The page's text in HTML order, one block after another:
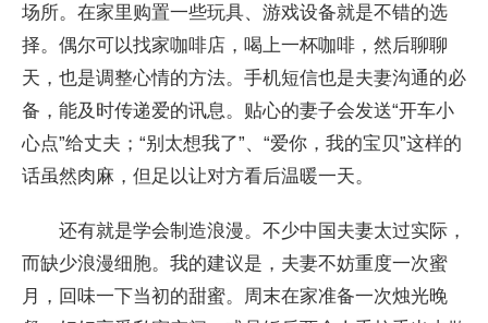
场所。在家里购置一些玩具、游戏设备就是不错的选
择。偶尔可以找家咖啡店，喝上一杯咖啡，然后聊聊
天，也是调整心情的方法。手机短信也是夫妻沟通的必
备，能及时传递爱的讯息。贴心的妻子会发送“开车小
心点”给丈夫；“别太想我了”、“爱你，我的宝贝”这样的
话虽然肉麻，但足以让对方看后温暖一天。
还有就是学会制造浪漫。不少中国夫妻太过实际，
而缺少浪漫细胞。我的建议是，夫妻不妨重度一次蜜
月，回味一下当初的甜蜜。周末在家准备一次烛光晚